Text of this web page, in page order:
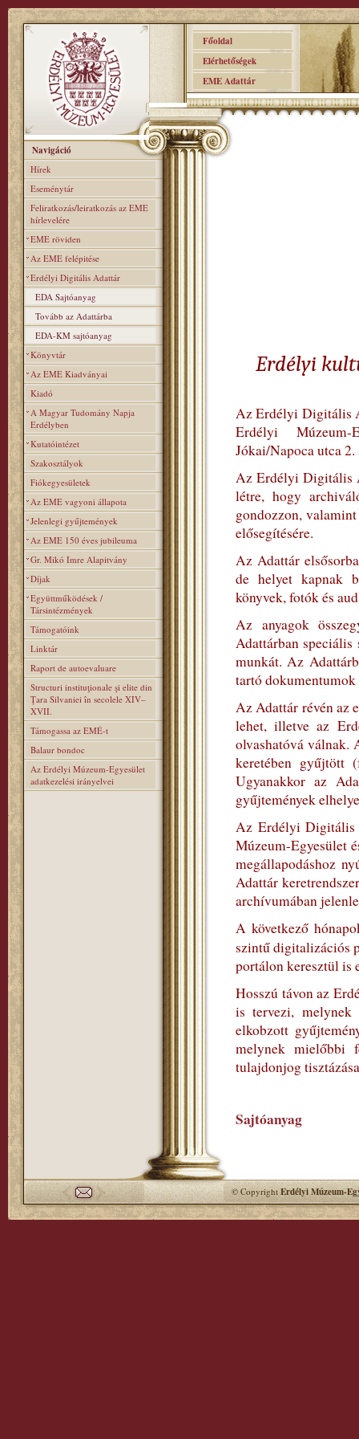
Főoldal
Elérhetőségek
EME Adattár
Navigáció
Hírek
Eseménytár
Feliratkozás/leiratkozás az EME
hírlevelére
EME röviden
Az EME felépitése
Erdélyi Digitális Adattár
EDA Sajtóanyag
Tovább az Adattárba
EDA-KM sajtóanyag
Könyvtár
Az EME Kiadványai
Kiadó
A Magyar Tudomány Napja
Erdélyben
Kutatóintézet
Szakosztályok
Fiókegyesületek
Az EME vagyoni állapota
Jelenlegi gyűjtemények
Az EME 150 éves jubileuma
Gr. Mikó Imre Alapitvány
Díjak
Együttműködések /
Társintézmények
Támogatóink
Linktár
Raport de autoevaluare
Structuri instituţionale şi elite din
Ţara Silvaniei în secolele XIV–
XVII.
Támogassa az EMÉ-t
Balaur bondoc
Az Erdélyi Múzeum-Egyesület
adatkezelési irányelvei
Erdélyi
Az Erdélyi Digitális
Erdélyi
Jókai/Napoca utca 2.
Az Erdélyi Digitális
létre, hogy
gondozzon,
elősegítésére.
Az Adattár
de helyet kapnak
könyvek, fotók és
Az anyagok
Adattárban
munkát. Az
tartó
Az Adattár révén az
lehet, illetve az
olvashatóvá válnak.
keretében gyűjtött
Ugyanakkor az
gyűjtemények
Az Erdélyi Digitális
Múzeum-Egyesület
megállapodáshoz
Adattár
archívumában
A következő
szintű digitalizációs
portálon keresztül is
Hosszú távon az
is tervezi, melynek
elkobzott
melynek mielőbbi
tulajdonjog
Sajtóanyag
© CopyrightErdélyi Múzeum-